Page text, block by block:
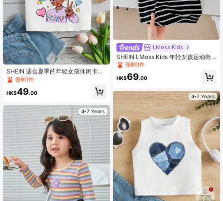
SHEIN 适合夏季的年轻女孩休闲卡通
印花立领背心适合夏季女孩背心年轻
女孩的短款上衣>修身儿童短款上衣女
孩
僅剩1件
HK$49.00
4-7 Years
LMoss Kids
SHEIN LMoss Kids 年轻女孩运动街
头风格春夏针织条纹连帽连衣裙年轻
女孩条纹连衣裙
僅剩3件
HK$69.00
4-7 Years